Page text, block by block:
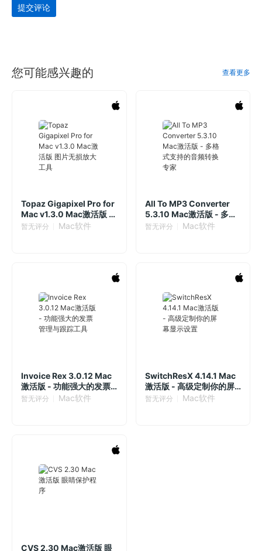
提交评论
您可能感兴趣的 查看更多
Topaz Gigapixel Pro for
Mac v1.3.0 Mac激活版 图
片无损放大工具
暂无评分 Mac软件
All To MP3 Converter
5.3.10 Mac激活版 - 多格
式支持的音频转换专家
暂无评分 Mac软件
Invoice Rex 3.0.12 Mac
激活版 - 功能强大的发票
管理与跟踪工具
暂无评分 Mac软件
SwitchResX 4.14.1 Mac
激活版 - 高级定制你的屏
幕显示设置
暂无评分 Mac软件
CVS 2.30 Mac激活版 眼